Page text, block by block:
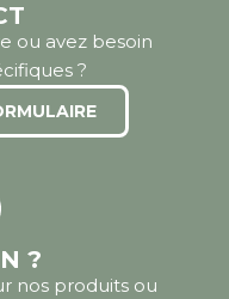
ou avez besoin
?
?
nos produits ou